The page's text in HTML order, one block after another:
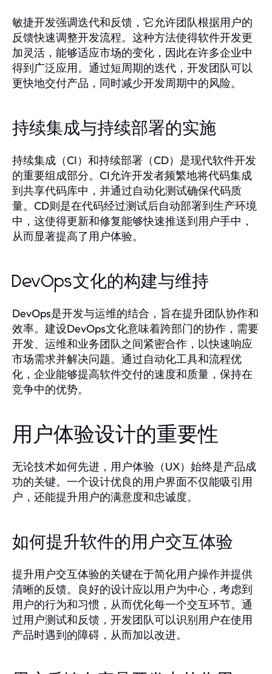
敏捷开发强调迭代和反馈，它允许团队根据用户的
反馈快速调整开发流程。这种方法使得软件开发更
加灵活，能够适应市场的变化，因此在许多企业中
得到广泛应用。通过短周期的迭代，开发团队可以
更快地交付产品，同时减少开发周期中的风险。
持续集成与持续部署的实施
持续集成（CI）和持续部署（CD）是现代软件开发
的重要组成部分。CI允许开发者频繁地将代码集成
到共享代码库中，并通过自动化测试确保代码质
量。CD则是在代码经过测试后自动部署到生产环境
中，这使得更新和修复能够快速推送到用户手中，
从而显著提高了用户体验。
DevOps文化的构建与维持
DevOps是开发与运维的结合，旨在提升团队协作和
效率。建设DevOps文化意味着跨部门的协作，需要
开发、运维和业务团队之间紧密合作，以快速响应
市场需求并解决问题。通过自动化工具和流程优
化，企业能够提高软件交付的速度和质量，保持在
竞争中的优势。
用户体验设计的重要性
无论技术如何先进，用户体验（UX）始终是产品成
功的关键。一个设计优良的用户界面不仅能吸引用
户，还能提升用户的满意度和忠诚度。
如何提升软件的用户交互体验
提升用户交互体验的关键在于简化用户操作并提供
清晰的反馈。良好的设计应以用户为中心，考虑到
用户的行为和习惯，从而优化每一个交互环节。通
过用户测试和反馈，开发团队可以识别用户在使用
产品时遇到的障碍，从而加以改进。